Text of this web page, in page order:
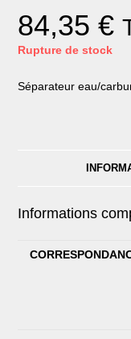
84,35€
Rupture de stock
Séparateur eau/
Informations